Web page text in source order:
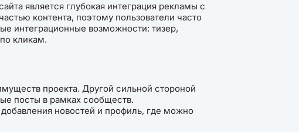
является глубокая интеграция рекламы с
контента, поэтому пользователи часто
интеграционные возможности: тизер,
кликам.
проекта. Другой сильной стороной
посты в рамках сообществ.
новостей и профиль, где можно